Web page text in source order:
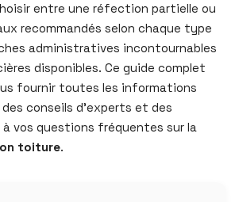
entre une réfection partielle ou
recommandés selon chaque type
administratives incontournables
disponibles. Ce guide complet
fournir toutes les informations
conseils d’experts et des
à vos questions fréquentes sur la
toiture.